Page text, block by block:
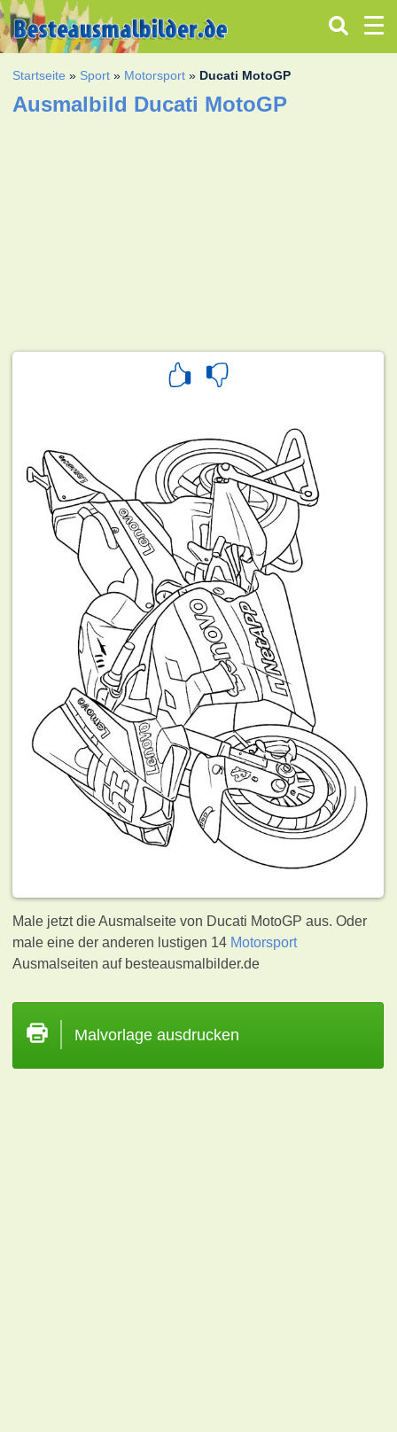
Startseite » Sport » Motorsport » Ducati MotoGP
Ausmalbild Ducati MotoGP
Male jetzt die Ausmalseite von Ducati MotoGP aus. Oder
male eine der anderen lustigen 14 Motorsport
Ausmalseiten auf besteausmalbilder.de
Malvorlage ausdrucken